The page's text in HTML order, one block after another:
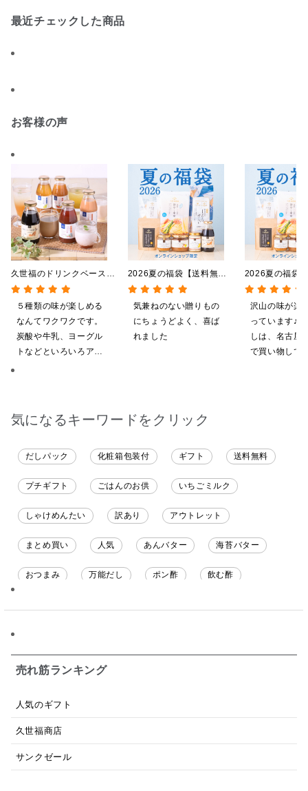
最近チェックした商品
お客様の声
2026夏の福袋【送料無
料】【オンライン限定】
【ポイントキャンペーン実
施中】【のし・ラッピン
グ・化粧箱詰め不可】
気兼ねのない贈りもの
にちょうどよく、喜ば
れました
2026夏の福袋
料】【オンライ
【ポイントキ
施中】【のし
グ・化粧箱詰
沢山の味が楽
っています♪
しは、名古屋
で買い物して
久世福のドリンクベース
全5種飲み比べまとめ買
い 5本入（ドリンクベー
ス／希釈タイプ）
５種類の味が楽しめる
なんてワクワクです。
炭酸や牛乳、ヨーグル
トなどといろいろアレ
気になるキーワードをクリック
だしパック 化粧箱包装付 ギフト 送料無料
プチギフト ごはんのお供 いちごミルク
しゃけめんたい 訳あり アウトレット
まとめ買い 人気 あんバター 海苔バター
おつまみ 万能だし ポン酢 飲む酢
パスタソース 醤油
日本ワイン
売れ筋ランキング
人気のギフト
久世福商店
サンクゼール